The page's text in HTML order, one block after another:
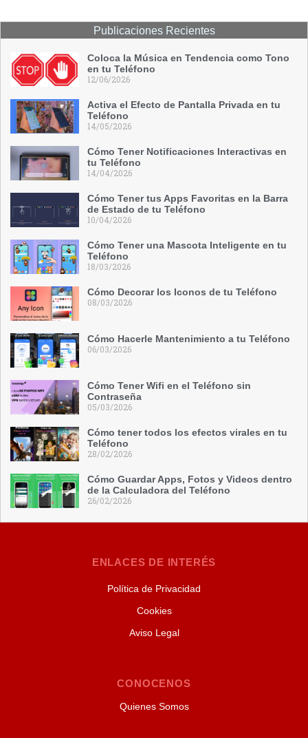
Publicaciones Recientes
Coloca la Música en Tendencia como Tono
en tu Teléfono
12/06/2026
Activa el Efecto de Pantalla Privada en tu
Teléfono
14/05/2026
Cómo Tener Notificaciones Interactivas en
tu Teléfono
14/04/2026
Cómo Tener tus Apps Favoritas en la Barra
de Estado de tu Teléfono
10/04/2026
Cómo Tener una Mascota Inteligente en tu
Teléfono
18/03/2026
Cómo Decorar los Iconos de tu Teléfono
08/03/2026
Cómo Hacerle Mantenimiento a tu Teléfono
06/03/2026
Cómo Tener Wifi en el Teléfono sin
Contraseña
05/03/2026
Cómo tener todos los efectos virales en tu
Teléfono
28/02/2026
Cómo Guardar Apps, Fotos y Videos dentro
de la Calculadora del Teléfono
26/02/2026
ENLACES DE INTERÉS
Política de Privacidad
Cookies
Aviso Legal
CONOCENOS
Quienes Somos